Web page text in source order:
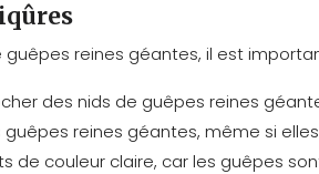
guêpes reines géantes, il est
des nids de guêpes reines
reines géantes, même si
de couleur claire, car les guêpes